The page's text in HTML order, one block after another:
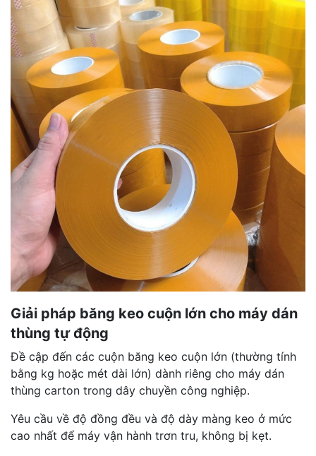
Giải pháp băng keo cuộn lớn cho máy dán
thùng tự động
Đề cập đến các cuộn băng keo cuộn lớn (thường tính
bằng kg hoặc mét dài lớn) dành riêng cho máy dán
thùng carton trong dây chuyền công nghiệp.
Yêu cầu về độ đồng đều và độ dày màng keo ở mức
cao nhất để máy vận hành trơn tru, không bị kẹt.